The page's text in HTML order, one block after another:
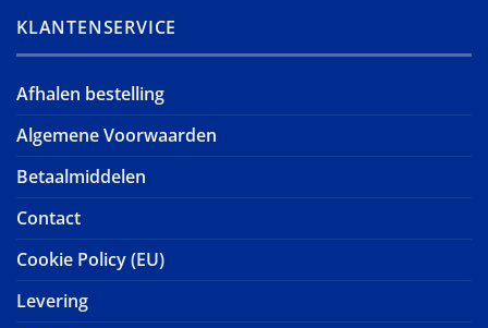
KLANTENSERVICE
Afhalen bestelling
Algemene Voorwaarden
Betaalmiddelen
Contact
Cookie Policy (EU)
Levering